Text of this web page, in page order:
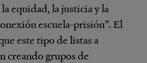
equidad, la justicia y la
escuela-prisión”. El
este tipo de listas a
creando grupos de